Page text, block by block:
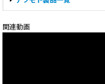
関連動画